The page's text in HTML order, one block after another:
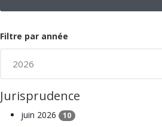
Filtre par année
Jurisprudence
juin 2026 10